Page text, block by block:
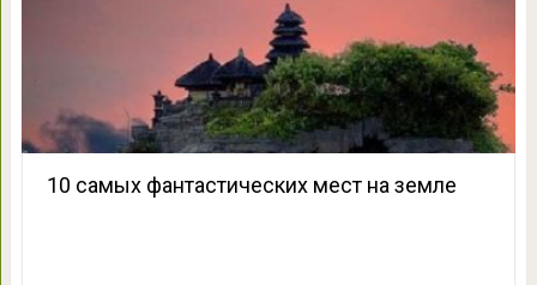
10 самых фантастических мест на земле